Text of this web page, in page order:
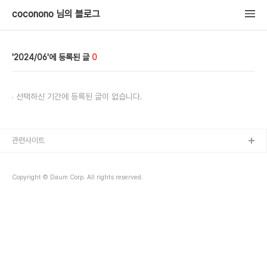
coconono 님의 블로그
2024/06 0
선택하신 기간에 등록된 글이 없습니다.
Copyright © Daum Corp. All rights reserved.
관련사이트